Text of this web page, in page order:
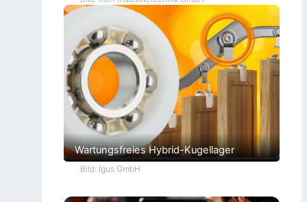
Wartungsfreies Hybrid-Kugellager
Bild: Igus GmbH